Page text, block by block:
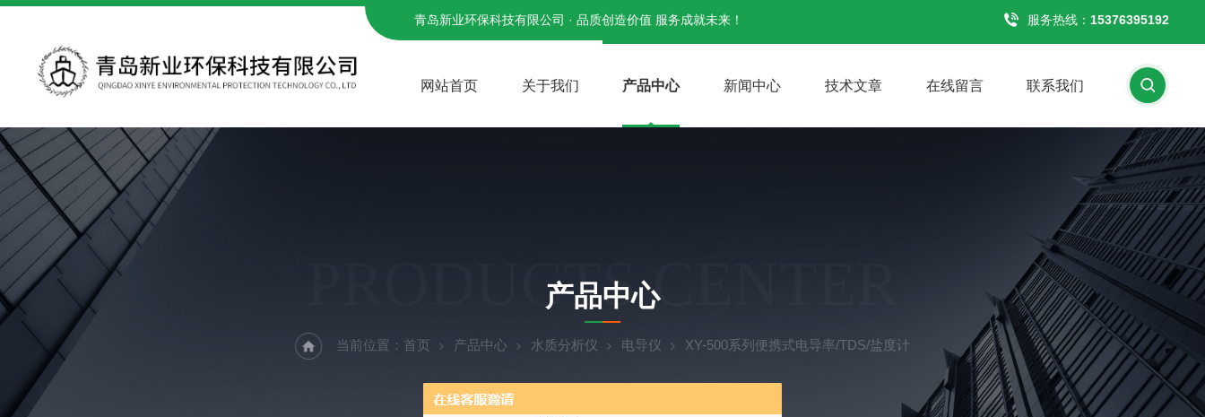
青岛新业环保科技有限公司 · 品质创造价值 服务成就未来！ 服务热线： 15376395192
网站首页 关于我们 产品中心 新闻中心 技术文章 在线留言 联系我们
PRODUCTS CENTER
产品中心
当前位置： 首页 产品中心 水质分析仪 电导仪 XY-500系列便携式电导率/TDS/盐度计